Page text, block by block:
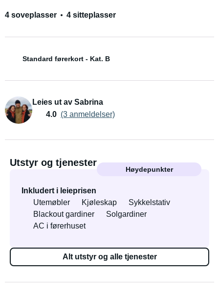
4 soveplasser 4 sitteplasser
Standard førerkort - Kat. B
Leies ut av Sabrina
4.0 (3 anmeldelser)
Utstyr og tjenester
Høydepunkter
Inkludert i leieprisen
Utemøbler
Kjøleskap
Sykkelstativ
Blackout gardiner
Solgardiner
AC i førerhuset
Alt utstyr og alle tjenester